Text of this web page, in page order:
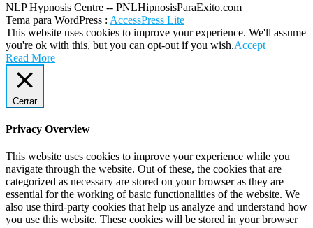
NLP Hypnosis Centre -- PNLHipnosisParaExito.com
Tema para WordPress : AccessPress Lite
This website uses cookies to improve your experience. We'll assume
you're ok with this, but you can opt-out if you wish.Accept
Read More
Cerrar
Privacy Overview
This website uses cookies to improve your experience while you
navigate through the website. Out of these, the cookies that are
categorized as necessary are stored on your browser as they are
essential for the working of basic functionalities of the website. We
also use third-party cookies that help us analyze and understand how
you use this website. These cookies will be stored in your browser